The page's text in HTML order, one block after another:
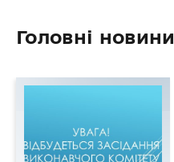
Головні новини